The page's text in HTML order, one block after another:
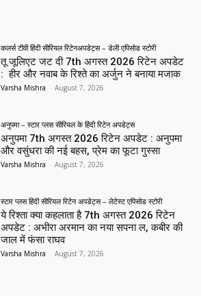
कलर्स टीवी हिंदी सीरियल रिटेनअपडेट्स – डेली एपिसोड स्टोरी
तू जूलिएट जट दी 7th अगस्त 2026 रिटेन अपडेट
: हीर और नवाब के रिश्ते का अर्जुन ने बनाया मजाक
Varsha Mishra - August 7, 2026
अनुपमा – स्टार प्लस सीरियल के हिंदी रिटेन अपडेट्स
अनुपमा 7th अगस्त 2026 रिटेन अपडेट : अनुपमा
और वसुंधरा की नई बहस, प्रेम का फूटा गुस्सा
Varsha Mishra - August 7, 2026
स्टार प्लस हिंदी सीरियल रिटेन अपडेट्स – लेटेस्ट एपिसोड स्टोरी
ये रिश्ता क्या कहलाता है 7th अगस्त 2026 रिटेन
अपडेट : अभीरा अरमान का नया सपना ल, कबीर की
जाल में फंसा राघव
Varsha Mishra - August 7, 2026